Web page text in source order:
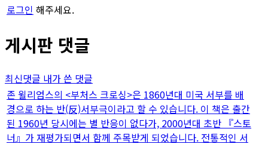
로그인 해주세요.
게시판 댓글
최신댓글 내가 쓴 댓글
존 윌리엄스의 <부처스 크로싱>은 1860년대 미국 서부를 배
경으로 하는 반(反)서부극이라고 할 수 있습니다. 이 책은 출간
된 1960년 당시에는 별 반응이 없다가, 2000년대 초반 『스토
너』가 재평가되면서 함께 주목받게 되었습니다. 전통적인 서